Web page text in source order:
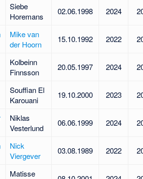
Siebe
Horemans
02.06.1998 2024
Mike van
der Hoorn
15.10.1992 2022
Kolbeinn
Finnsson
20.05.1997 2024
Souffian El
Karouani
19.10.2000 2023
Niklas
Vesterlund
06.06.1999 2024
Nick
Viergever
03.08.1989 2022
Matisse